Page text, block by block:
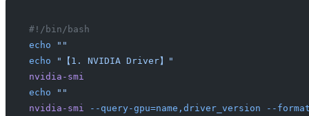
#!/bin/bash
echo ""
echo "【1. NVIDIA Driver】"
nvidia-smi
echo ""
nvidia-smi --query-gpu=name,driver_version --